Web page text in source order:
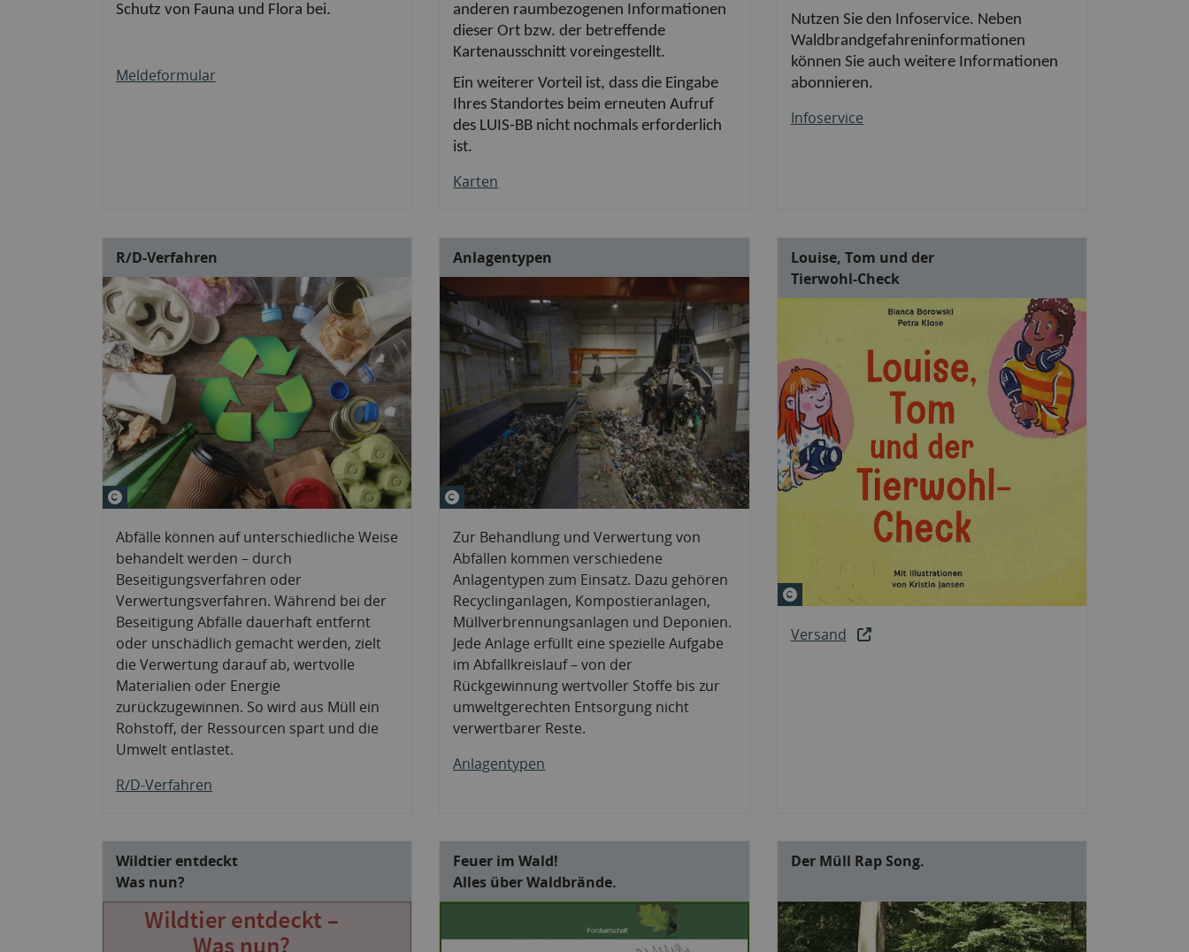
Schutz von Fauna und Flora bei.
Meldeformular
anderen raumbezogenen Informationen
dieser Ort bzw. der betreffende
Kartenausschnitt voreingestellt.
Ein weiterer Vorteil ist, dass die Eingabe
Ihres Standortes beim erneuten Aufruf
des LUIS-BB nicht nochmals erforderlich
ist.
Karten
Nutzen Sie den Infoservice. Neben
Waldbrandgefahreninformationen
können Sie auch weitere Informationen
abonnieren.
Infoservice
R/D-Verfahren
© New Africa&#047;stock.adobe
Abfälle können auf unterschiedliche Weise
behandelt werden – durch
Beseitigungsverfahren oder
Verwertungsverfahren. Während bei der
Beseitigung Abfälle dauerhaft entfernt
oder unschädlich gemacht werden, zielt
die Verwertung darauf ab, wertvolle
Materialien oder Energie
zurückzugewinnen. So wird aus Müll ein
Rohstoff, der Ressourcen spart und die
Umwelt entlastet.
R/D-Verfahren
Anlagentypen
© zlikovek&#047;stock.adobe
Zur Behandlung und Verwertung von
Abfällen kommen verschiedene
Anlagentypen zum Einsatz. Dazu gehören
Recyclinganlagen, Kompostieranlagen,
Müllverbrennungsanlagen und Deponien.
Jede Anlage erfüllt eine spezielle Aufgabe
im Abfallkreislauf – von der
Rückgewinnung wertvoller Stoffe bis zur
umweltgerechten Entsorgung nicht
verwertbarer Reste.
Anlagentypen
Louise, Tom und der
Tierwohl-Check
© Kristin Jansen
Versand
Wildtier entdeckt
Was nun?
Feuer im Wald!
Alles über Waldbrände.
Der Müll Rap Song.